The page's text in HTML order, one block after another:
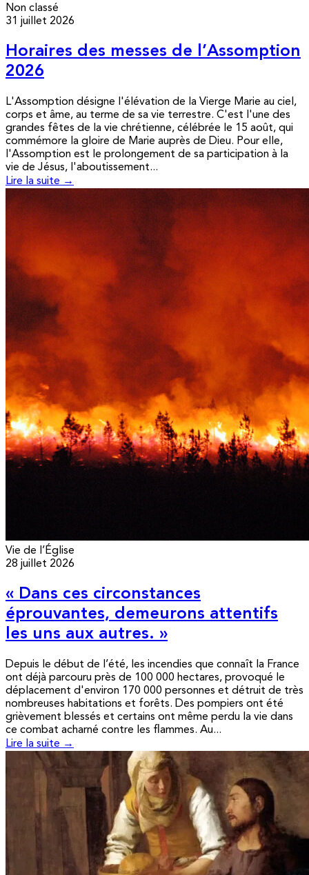
Non classé
31 juillet 2026
Horaires des messes de l’Assomption
2026
L'Assomption désigne l'élévation de la Vierge Marie au ciel,
corps et âme, au terme de sa vie terrestre. C'est l'une des
grandes fêtes de la vie chrétienne, célébrée le 15 août, qui
commémore la gloire de Marie auprès de Dieu. Pour elle,
l'Assomption est le prolongement de sa participation à la
vie de Jésus, l'aboutissement...
Lire la suite →
Vie de l’Église
28 juillet 2026
« Dans ces circonstances
éprouvantes, demeurons attentifs
les uns aux autres. »
Depuis le début de l’été, les incendies que connaît la France
ont déjà parcouru près de 100 000 hectares, provoqué le
déplacement d'environ 170 000 personnes et détruit de très
nombreuses habitations et forêts. Des pompiers ont été
grièvement blessés et certains ont même perdu la vie dans
ce combat acharné contre les flammes. Au...
Lire la suite →